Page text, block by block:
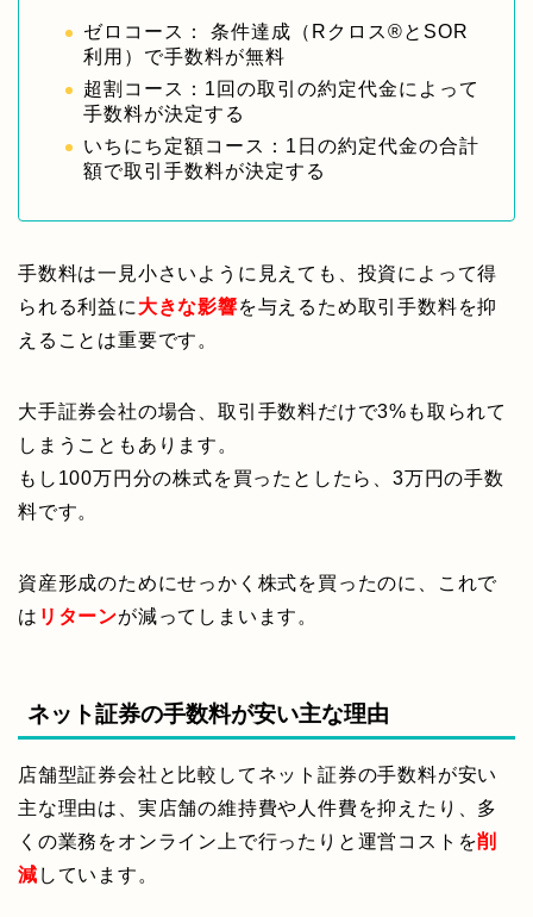
ゼロコース： 条件達成（Rクロス®とSOR
利用）で手数料が無料
超割コース：1回の取引の約定代金によって
手数料が決定する
いちにち定額コース：1日の約定代金の合計
額で取引手数料が決定する
手数料は一見小さいように見えても、投資によって得
られる利益に 大きな影響を与えるため取引手数料を抑
えることは重要です。
大手証券会社の場合、取引手数料だけで3%も取られて
しまうこともあります。
もし100万円分の株式を買ったとしたら、3万円の手数
料です。
資産形成のためにせっかく株式を買ったのに、これで
は リターンが減ってしまいます。
ネット証券の手数料が安い主な理由
店舗型証券会社と比較してネット証券の手数料が安い
主な理由は、実店舗の維持費や人件費を抑えたり、多
くの業務をオンライン上で行ったりと運営コストを削
減 しています。